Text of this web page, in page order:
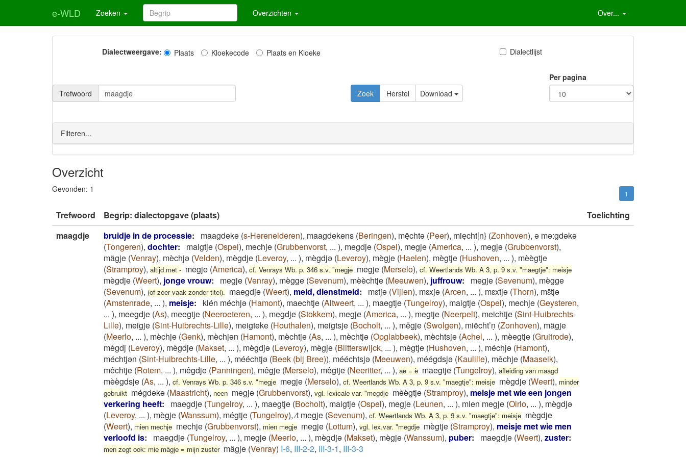
e-WLD Zoeken Overzichten Over...
Dialectweergave: Plaats Kloekecode Plaats en Kloeke Dialectlijst
Trefwoord Download
Per pagina
Filteren...
Overzicht
Gevonden: 1 1
Trefwoord Begrip: dialectopgave (plaats)
Toelichting
maagdje
bruidje in de processie: maagdeke (s-Herenelderen), maagdekens (Beringen), mēͅchtə (Peer), mieͅcht[n} (Zonhoven), ə mə:gdəkə
(Tongeren), dochter: maigtje (Ospel), mechje (Grubbenvorst, ... ), megdje (Ospel), megje (America, ... ), megjə (Grubbenvorst),
mägje (Venray), mèchjə (Velden), mègdje (Leveroy, ... ), mègdjə (Leveroy), mègje (Haelen), mègtje (Hushoven, ... ), mèègtje
(Stramproy), altijd met - megje (America), cf. Venrays Wb. p. 346 s.v. "megje megje (Merselo), cf. Weertlands Wb. A 3, p. 9 s.v. "maegtje": meisje
mègdje (Weert), jonge vrouw: megje (Venray), mègge (Sevenum), mèèchtje (Meeuwen), juffrouw: megje (Sevenum), mègge
(Sevenum), (of zeer vaak zonder titel). maegdje (Weert), meid, dienstmeid: mɛtjǝ (Vijlen), mɛxjǝ (Arcen, ... ), mɛxtjǝ (Thorn), mɛ̄tjǝ
(Amstenrade, ... ), meisje: klén méchjə (Hamont), maechtje (Altweert, ... ), maegtje (Tungelroy), maigtje (Ospel), mechje (Geysteren,
... ), meegdje (As), meegtje (Neeroeteren, ... ), megdje (Stokkem), megje (America, ... ), megtje (Neerpelt), meichtje (Sint-Huibrechts-
Lille), meigje (Sint-Huibrechts-Lille), meigteke (Houthalen), meigtsje (Bocholt, ... ), mĕgje (Swolgen), miëcht’ṇ (Zonhoven), mägje
(Meerlo, ... ), mèchje (Genk), mèchjən (Hamont), mèchtje (As, ... ), mèchtjə (Opglabbeek), mèchtsje (Achel, ... ), mèegtje (Gruitrode),
mègdj (Leveroy), mègdje (Makset, ... ), mègdjə (Leveroy), mègje (Blitterswijck, ... ), mègtje (Hushoven, ... ), méchjə (Hamont),
méchtjən (Sint-Huibrechts-Lille, ... ), mééchtjə (Beek (bij Bree)), mééchtsjə (Meeuwen), méégdsjə (Kaulille), mêchje (Maaseik),
mêchtje (Rotem, ... ), mêgdje (Panningen), mêgje (Merselo), mêgtje (Neeritter, ... ), ae = è maegtje (Tungelroy), afleiding van maagd
mèègdsje (As, ... ), cf. Venrays Wb. p. 346 s.v. "megje megje (Merselo), cf. Weertlands Wb. A 3, p. 9 s.v. "maegtje": meisje mègdje (Weert), minder
gebruikt mégdəkə (Maastricht), neen megjə (Grubbenvorst), vgl. lexicale var. "megdje mèègtje (Stramproy), meisje met wie een jongen
verkering heeft: maegdje (Tungelroy, ... ), maegtje (Bocholt), maigtje (Ospel), megje (Leunen, ... ), mien megje (Oirlo, ... ), mègdjə
(Leveroy, ... ), mègje (Wanssum), mégtje (Tungelroy),⁄t megje (Sevenum), cf. Weertlands Wb. A 3, p. 9 s.v. "maegtje": meisje mègdje
(Weert), mien mechje mechje (Grubbenvorst), mien megje megje (Lottum), vgl. lex.var. "megdje mègtje (Stramproy), meisje met wie men
verloofd is: maegdje (Tungelroy, ... ), megje (Meerlo, ... ), mègdjə (Makset), mègje (Wanssum), puber: maegdje (Weert), zuster:
men zegt ook: mie mägje = mijn zuster mägje (Venray) I-6, III-2-2, III-3-1, III-3-3